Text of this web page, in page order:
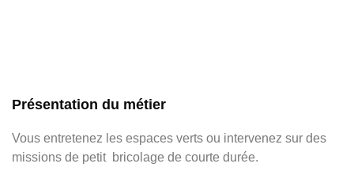
Présentation du métier
Vous entretenez les espaces verts ou intervenez sur des
missions de petit bricolage de courte durée.